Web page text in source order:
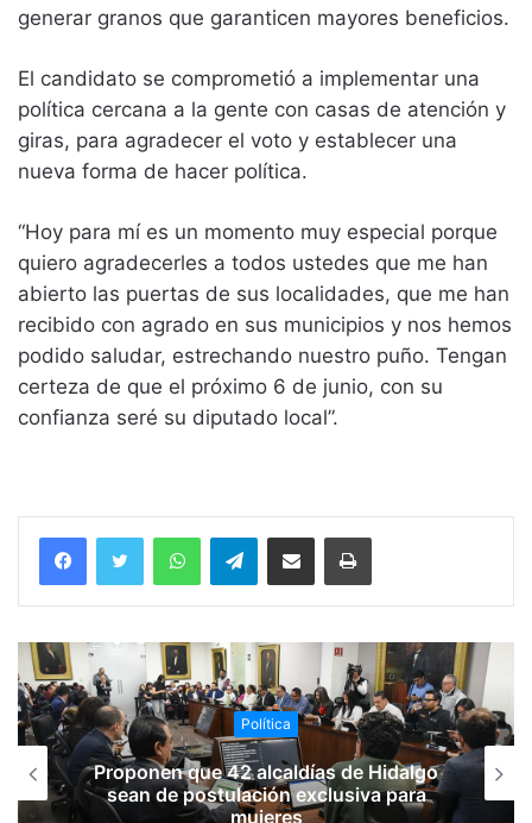
generar granos que garanticen mayores beneficios.
El candidato se comprometió a implementar una
política cercana a la gente con casas de atención y
giras, para agradecer el voto y establecer una
nueva forma de hacer política.
“Hoy para mí es un momento muy especial porque
quiero agradecerles a todos ustedes que me han
abierto las puertas de sus localidades, que me han
recibido con agrado en sus municipios y nos hemos
podido saludar, estrechando nuestro puño. Tengan
certeza de que el próximo 6 de junio, con su
confianza seré su diputado local”.
WhatsAppTelegramCompartir vía email Imprimir
Política
Proponen que 42 alcaldías de Hidalgo
sean de postulación exclusiva para
mujeres